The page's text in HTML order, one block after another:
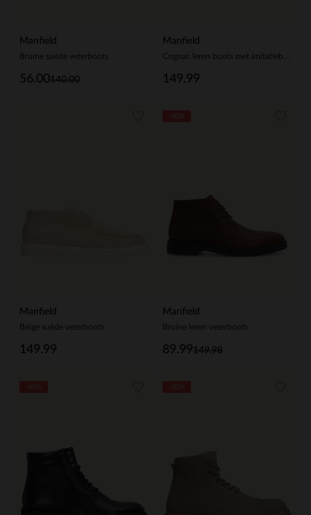
Manfield
Bruine suède veterboots
140.00
56.00
Manfield
149.99
Manfield
Beige suède veterboots
149.99
Manfield
Bruine leren veterboots
149.98
89.99